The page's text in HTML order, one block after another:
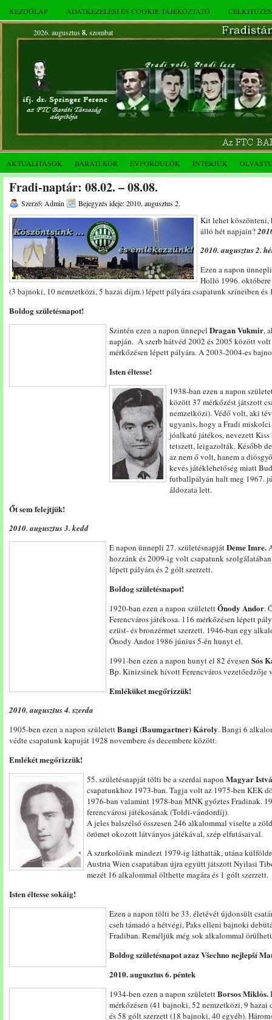
KEZDŐLAP ADATKEZELÉSI ÉS COOKIE TÁJÉKOZTATÓ
2026. augusztus 8.szombat
AKTUALITÁSOK BARÁTI KÖR ÉVFORDULÓK INTERJÚK
Fradi-naptár: 08.02. – 08.08.
Szerző: Admin Bejegyzés ideje: 2010. augusztus 2.
Kit lehet köszönteni,
álló hét napjain?
2010. augusztus 2.
Ezen a napon
Holló 1996.
(3 bajnoki, 10 nemzetközi, 5 hazai díjm.) lépett pályára csapatunk színeiben és
Boldog születésnapot!
Szintén ezen a napon ünnepel Dragan Vukmir,
napján. A szerb hátvéd 2002 és 2005 között
mérkőzésen lépett pályára. A 2003-2004-es
Isten éltesse!
1938-ban ezen a napon
között 37 mérkőzést játszott
nemzetközi). Védő volt, aki
ugyanis, hogy a Fradi
jóalkatú játékos, nevezett
tetszett, leigazolták. Később
az nem ő volt, hanem a
kevés játéklehetőség miatt
futballpályán halt meg 1967.
áldozata lett.
Őt sem felejtjük!
2010. augusztus 3. kedd
E napon ünnepli 27. születésnapjátDeme Imre.
hozzánk és 2009-ig volt csapatunk
lépett pályára és 2 gólt szerzett.
Boldog születésnapot!
1920-ban ezen a napon születettÓnody Andor.
Ferencváros játékosa. 116 mérkőzésen lépett
ezüst- és bronzérmet szerzett. 1946-ban egy
Ónody Andor 1986 június 5-én hunyt el.
1991-ben ezen a napon hunyt el 82 évesen Sós
Bp. Kinizsinek hívott Ferencváros vezetőedzője
Emléküket megőrizzük!
2010. augusztus 4. szerda
1905-ben ezen a napon születettBangi (Baumgartner) Károly. Bangi 6
védte csapatunk kapuját 1928 novembere és decembere között.
Emlékét megőrizzük!
55. születésnapját tölti be a szerdai napon Magyar
csapatunkhoz 1973-ban. Tagja volt az 1975-ben KEK
1976-ban valamint 1978-ban MNK győztes Fradinak.
ferencvárosi játékosának (Toldi-vándordíj).
A jeles balszélső összesen 246 alkalommal viselte a
örömet okozott látványos játékával, szép elfutásaival.
A szurkolóink mindezt 1979-ig láthatták, utána
Austria Wien csapatában újra együtt játszott Nyilasi
mezét 16 alkalommal ölthette magára és 1 gólt szerzett.
Isten éltesse sokáig!
Ezen a napon tölti be 33. életévét újdonsült
cseh támadó a hétvégi, Paks elleni bajnoki
Fradiban. Reméljük még sok alkalommal
Boldog születésnapot azaz Všechno nejlepší
2010. augusztus 6. péntek
1934-ben ezen a napon születettBorsos Miklós.
mérkőzésen (41 bajnoki, 52 nemzetközi, 9
és 58 gólt szerzett (18 bajnoki, 40 egyéb).